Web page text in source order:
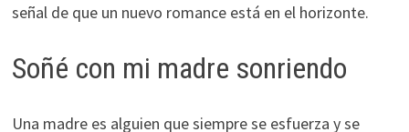
señal de que un nuevo romance está en el horizonte.
Soñé con mi madre sonriendo
Una madre es alguien que siempre se esfuerza y se